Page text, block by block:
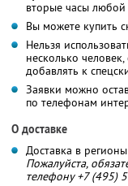
вторые часы
Вы можете купить
Нельзя
несколько
добавлять к
Заявки можно
по телефонам
О доставке
Доставка в
Пожалуйста,
телефону +7 (495)